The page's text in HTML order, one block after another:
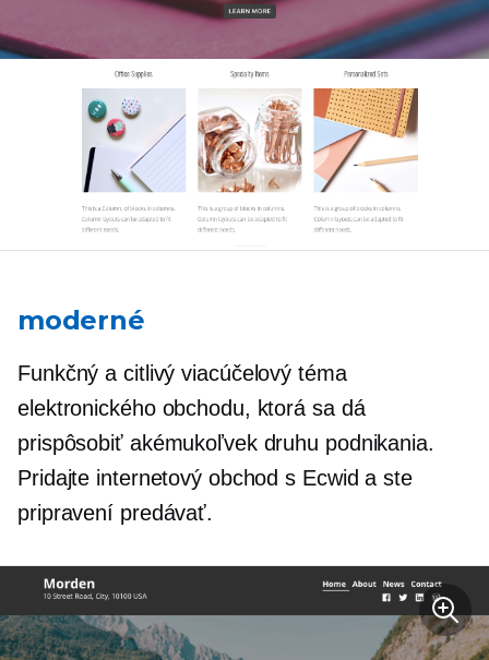
moderné
Funkčný a citlivýviacúčelový téma
elektronického obchodu, ktorá sa dá
prispôsobiť akémukoľvek druhu podnikania.
Pridajte internetový obchod s Ecwid a ste
pripravení predávať.